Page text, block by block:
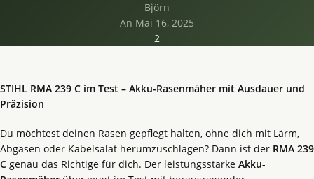
Björn
An Mai 16, 2025
2
STIHL RMA 239 C im Test – Akku-Rasenmäher mit Ausdauer und
Präzision
Du möchtest deinen Rasen gepflegt halten, ohne dich mit Lärm,
Abgasen oder Kabelsalat herumzuschlagen? Dann ist der RMA 239
C genau das Richtige für dich. Der leistungsstarke Akku-